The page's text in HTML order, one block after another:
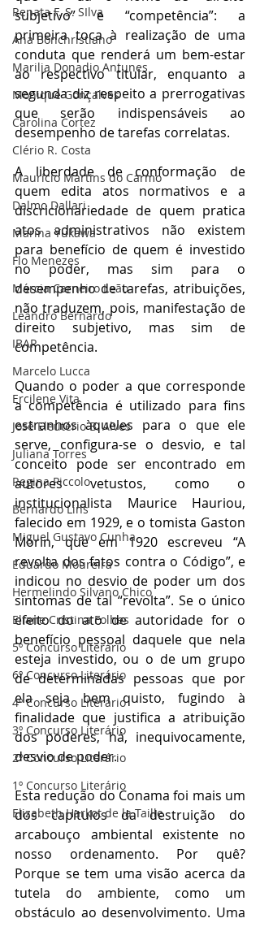
Renata F. S. SIlva
Ana Bonchristiano
Marilia Donadio Antunes
Monique Gonçalves
Carolina Cortez
Clério R. Costa
Maurício Martins do Carmo
Dalmo Dallari
Marina Yukawa
Flo Menezes
Márcia Carneiro Leão
Leandro Bernardo
IBAP
Marcelo Lucca
Ercilene Vita
José Eleutério B. Alves
Juliana Torres
Regina Piccolo
Bernardo Lins
Miguel Gustavo Cunha
Eduardo Moureira
Hermelindo Silvano Chico
Eliane Cristina Folhes
5º Concurso Literário
6º Concurso Literário
4º Concurso Literário
3º Concurso Literário
2º Concurso Literário
1º Concurso Literário
Elizabeth Harkot de la Taille
subjetivo” e “competência”: a
primeira toca à realização de uma
conduta que renderá um bem-estar
ao respectivo titular, enquanto a
segunda diz respeito a prerrogativas
que serão indispensáveis ao
desempenho de tarefas correlatas.
A liberdade de conformação de
quem edita atos normativos e a
discricionariedade de quem pratica
atos administrativos não existem
para benefício de quem é investido
no poder, mas sim para o
desempenho de tarefas, atribuições,
não traduzem, pois, manifestação de
direito subjetivo, mas sim de
competência.
Quando o poder a que corresponde
a competência é utilizado para fins
estranhos àqueles para o que ele
serve, configura-se o desvio, e tal
conceito pode ser encontrado em
autores vetustos, como o
institucionalista Maurice Hauriou,
falecido em 1929, e o tomista Gaston
Morin, que em 1920 escreveu “A
revolta dos fatos contra o Código”, e
indicou no desvio de poder um dos
sintomas de tal “revolta”. Se o único
efeito do ato de autoridade for o
benefício pessoal daquele que nela
esteja investido, ou o de um grupo
de determinadas pessoas que por
ela seja bem quisto, fugindo à
finalidade que justifica a atribuição
dos poderes, há, inequivocamente,
desvio de poder.
Esta redução do Conama foi mais um
dos capítulos da destruição do
arcabouço ambiental existente no
nosso ordenamento. Por quê?
Porque se tem uma visão acerca da
tutela do ambiente, como um
obstáculo ao desenvolvimento. Uma